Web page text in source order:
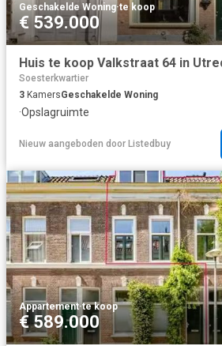
Geschakelde Woning·te koop
€ 539.000
Soesterkwartier
3 KamersGeschakelde Woning
·Opslagruimte
Nieuw aangeboden door Listedbuy
Appartement·te koop
€ 589.000